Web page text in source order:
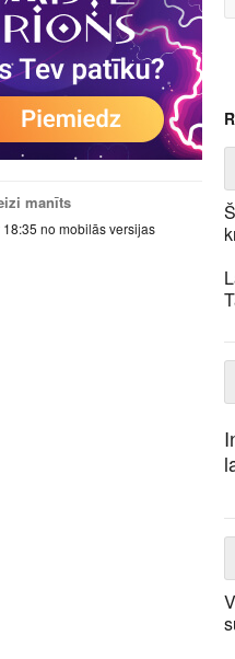
manīts
18:35 no mobilās versijas